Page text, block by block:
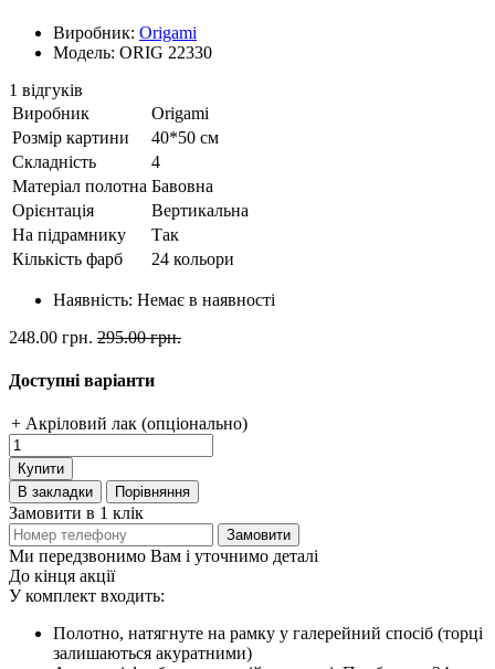
Виробник: Origami
Модель: ORIG 22330
1 відгуків
Виробник
Origami
Розмір картини
40*50 см
Складність
4
Матеріал полотна Бавовна
Орієнтація
Вертикальна
На підрамнику
Так
Кількість фарб
24 кольори
Наявність: Немає в наявності
248.00 грн. 295.00 грн.
Доступні варіанти
+ Акріловий лак (опціонально)
Купити
В закладки
Порівняння
Замовити в 1 клік
Замовити
Ми передзвонимо Вам і уточнимо деталі
До кінця акції
У комплект входить:
Полотно, натягнуте на рамку у галерейний спосіб (торці
залишаються акуратними)